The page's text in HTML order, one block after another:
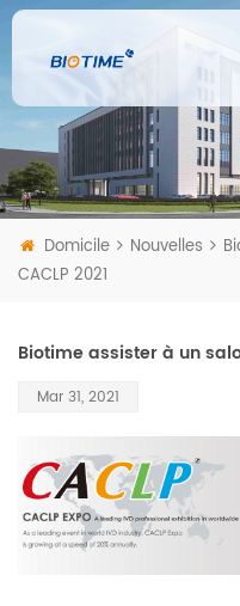
Domicile Nouvelles
CACLP 2021
Biotime assister à un
Mar 31, 2021